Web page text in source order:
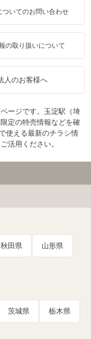
ついてのお問い合わせ
の取り扱いについて
人のお客様へ
ージです。玉淀駅（埼
定の特売情報などを確
使える最新のチラシ情
活用ください。
秋田県 山形県
茨城県 栃木県